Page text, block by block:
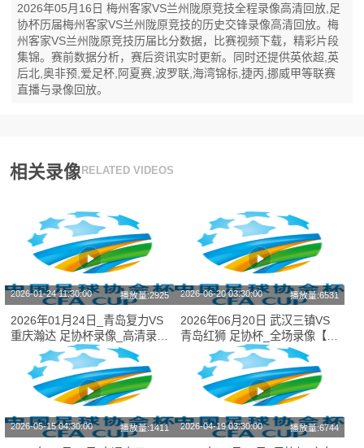
2026年05月16日 梅州客家VS兰州陇原竞技全程录像高清回放,足
协杯历届梅州客家VS兰州陇原竞技的历史交锋录像高清回放。梅
州客家VS兰州陇原竞技历届比分数据，比赛视频下载，精彩片段
集锦。赛前数据分析，赛后资讯实时更新。同时还提供英依超,英
后北,奥非预,爱足杯,阿夏赛,波罗联,海湾锦标,捷丙,挪威甲等联赛
直播与录像回放。
相关录像 RELATED VIDEOS
2026-01-24 11:30:00 播放量:2925
2026年01月24日_青岛复力VS
重庆瀚达 足协杯录像_高清录像
【全场回放】
2026-06-20 03:30:00 播放量:6531
2026年06月20日 武汉三镇VS
青岛红狮 足协杯_全场录像【视
频集锦】
2026-05-15 04:30:00 播放量:1411 2026-04-19 03:30:00 播放量:6744